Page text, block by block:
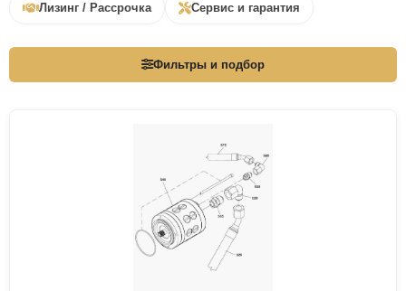
Лизинг / Рассрочка Сервис и гарантия
Фильтры и подбор